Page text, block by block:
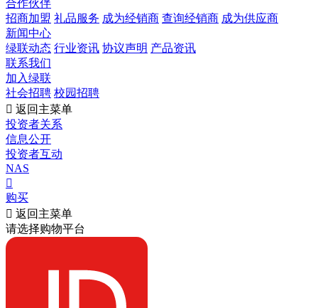
合作伙伴
招商加盟 礼品服务 成为经销商 查询经销商 成为供应商
新闻中心
绿联动态 行业资讯 协议声明 产品资讯
联系我们
加入绿联
社会招聘 校园招聘
 返回主菜单
投资者关系
信息公开
投资者互动
NAS

购买
 返回主菜单
请选择购物平台